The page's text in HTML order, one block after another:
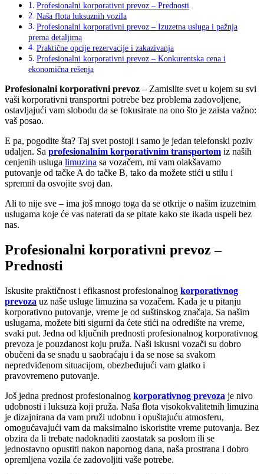
Profesionalni korporativni prevoz – Prednosti
Naša flota luksuznih vozila
Profesionalni korporativni prevoz – Izuzetna usluga i pažnja
prema detaljima
Praktične opcije rezervacije i zakazivanja
Profesionalni korporativni prevoz – Konkurentska cena i
ekonomična rešenja
Profesionalni korporativni prevoz – Zamislite svet u kojem su svi
vaši korporativni transportni potrebe bez problema zadovoljene,
ostavljajući vam slobodu da se fokusirate na ono što je zaista važno:
vaš posao.
E pa, pogodite šta? Taj svet postoji i samo je jedan telefonski poziv
udaljen. Sa profesionalnim korporativnim transportom iz naših
cenjenih usluga limuzina sa vozačem, mi vam olakšavamo
putovanje od tačke A do tačke B, tako da možete stići u stilu i
spremni da osvojite svoj dan.
Ali to nije sve – ima još mnogo toga da se otkrije o našim izuzetnim
uslugama koje će vas naterati da se pitate kako ste ikada uspeli bez
nas.
Profesionalni korporativni prevoz –
Prednosti
Iskusite praktičnost i efikasnost profesionalnog korporativnog
prevoza uz naše usluge limuzina sa vozačem. Kada je u pitanju
korporativno putovanje, vreme je od suštinskog značaja. Sa našim
uslugama, možete biti sigurni da ćete stići na odredište na vreme,
svaki put. Jedna od ključnih prednosti profesionalnog korporativnog
prevoza je pouzdanost koju pruža. Naši iskusni vozači su dobro
obučeni da se snađu u saobraćaju i da se nose sa svakom
nepredviđenom situacijom, obezbeđujući vam glatko i
pravovremeno putovanje.
Još jedna prednost profesionalnog korporativnog prevoza je nivo
udobnosti i luksuza koji pruža. Naša flota visokokvalitetnih limuzina
je dizajnirana da vam pruži udobnu i opuštajuću atmosferu,
omogućavajući vam da maksimalno iskoristite vreme putovanja. Bez
obzira da li trebate nadoknaditi zaostatak sa poslom ili se
jednostavno opustiti nakon napornog dana, naša prostrana i dobro
opremljena vozila će zadovoljiti vaše potrebe.